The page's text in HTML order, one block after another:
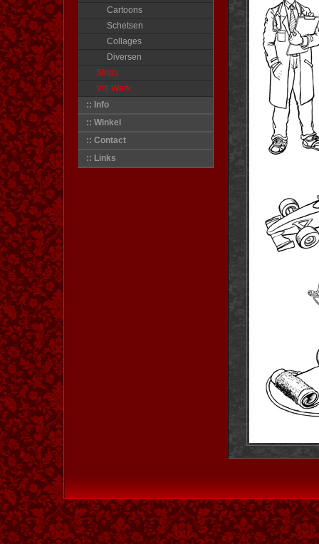
Cartoons
Schetsen
Collages
Diversen
Strips
Vrij Werk
:: Info
:: Winkel
:: Contact
:: Links